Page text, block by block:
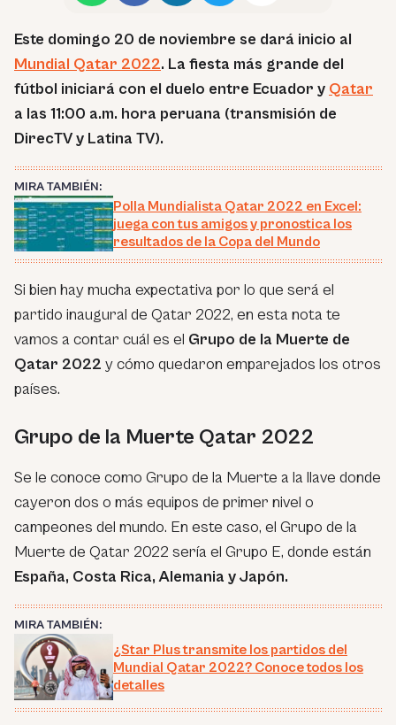
Este domingo 20 de noviembre se dará inicio al
Mundial Qatar 2022. La fiesta más grande del
fútbol iniciará con el duelo entre Ecuador y Qatar
a las 11:00 a.m. hora peruana (transmisión de
DirecTV y Latina TV).
MIRA TAMBIÉN:
Polla Mundialista Qatar 2022 en Excel:
juega con tus amigos y pronostica los
resultados de la Copa del Mundo
Si bien hay mucha expectativa por lo que será el
partido inaugural de Qatar 2022, en esta nota te
vamos a contar cuál es el Grupo de la Muerte de
Qatar 2022 y cómo quedaron emparejados los otros
países.
Grupo de la Muerte Qatar 2022
Se le conoce como Grupo de la Muerte a la llave donde
cayeron dos o más equipos de primer nivel o
campeones del mundo. En este caso, el Grupo de la
Muerte de Qatar 2022 sería el Grupo E, donde están
España, Costa Rica, Alemania y Japón.
MIRA TAMBIÉN:
¿Star Plus transmite los partidos del
Mundial Qatar 2022? Conoce todos los
detalles